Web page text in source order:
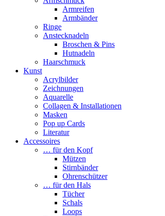
Armreifen
Armbänder
Ringe
Anstecknadeln
Broschen & Pins
Hutnadeln
Haarschmuck
Kunst
Acrylbilder
Zeichnungen
Aquarelle
Collagen & Installationen
Masken
Pop up Cards
Literatur
Accessoires
… für den Kopf
Mützen
Stirnbänder
Ohrenschützer
… für den Hals
Tücher
Schals
Loops